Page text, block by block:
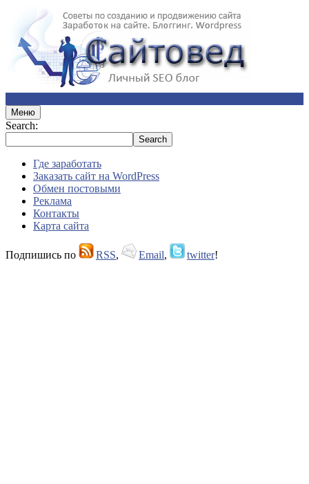
Меню
Search:
Где заработать
Заказать сайт на WordPress
Обмен постовыми
Реклама
Контакты
Карта сайта
Подпишись по RSS, Email, twitter!